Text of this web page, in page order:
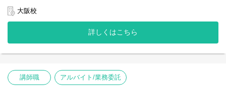
３．授業で使用する教科書や練習問題の作成と生徒の成績管理業
務
４．日本の高校を目指す生徒に、入試の情報を収集し、受験対策
を軸とした学習指導を行うこと
具体的には
・カリキュラムをベースとした授業の実施
・予習復習チェック、成績管理 など
大阪校
詳しくはこちら
講師職 アルバイト/業務委託